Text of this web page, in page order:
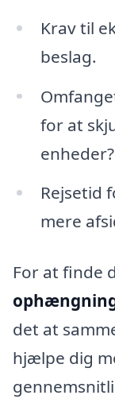
Krav til
beslag.
for at
enheder?
Rejsetid
mere
For at finde
det at
hjælpe dig